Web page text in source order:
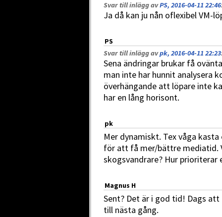
Svar till inlägg avPS, 2016-04-11 22:46
Ja då kan ju nån oflexibel VM-
PS
Svar till inlägg avpk, 2016-04-11 22:23
Sena ändringar brukar få
man inte har hunnit analysera
överhängande att löpare inte
har en lång horisont.
pk
Mer dynamiskt. Tex våga
för att få mer/bättre mediatid.
skogsvandrare? Hur
Magnus H
Sent? Det är i god tid! Dags att
till nästa gång.